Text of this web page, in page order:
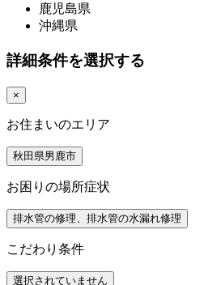
鹿児島県
沖縄県
詳細条件を選択する
×
お住まいのエリア
秋田県男鹿市
お困りの場所症状
排水管の修理、排水管の水漏れ修理
こだわり条件
選択されていません